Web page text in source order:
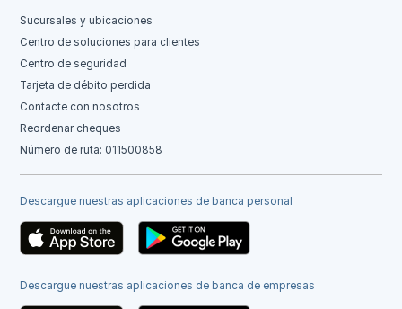
Sucursales y ubicaciones
Centro de soluciones para clientes
Centro de seguridad
Tarjeta de débito perdida
Contacte con nosotros
Reordenar cheques
Número de ruta: 011500858
Descargue nuestras aplicaciones de banca personal
Descargue nuestras aplicaciones de banca de empresas